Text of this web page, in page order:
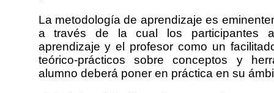
La metodología de aprendizaje es
a través de la cual los participantes
aprendizaje y el profesor como un
teórico-prácticos sobre conceptos y
alumno deberá poner en práctica en su